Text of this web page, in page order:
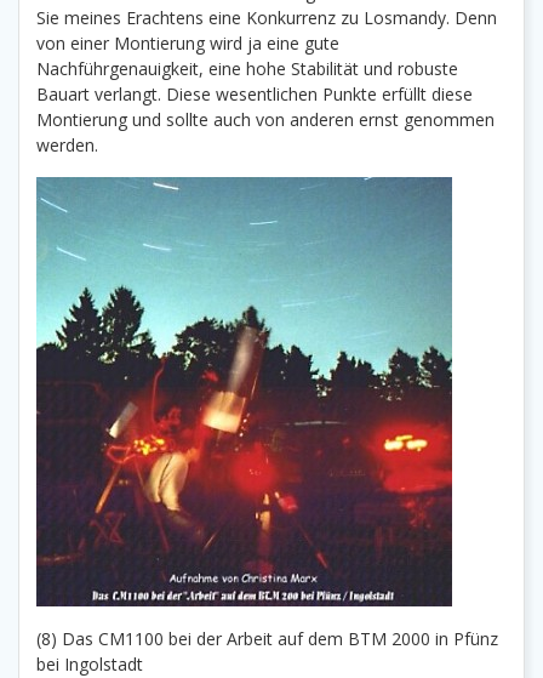
Sie meines Erachtens eine Konkurrenz zu Losmandy. Denn
von einer Montierung wird ja eine gute
Nachführgenauigkeit, eine hohe Stabilität und robuste
Bauart verlangt. Diese wesentlichen Punkte erfüllt diese
Montierung und sollte auch von anderen ernst genommen
werden.
(8) Das CM1100 bei der Arbeit auf dem BTM 2000 in Pfünz
bei Ingolstadt